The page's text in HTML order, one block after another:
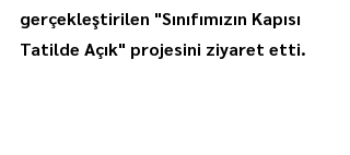
gerçekleştirilen "Sınıfımızın Kapısı
Tatilde Açık" projesini ziyaret etti.